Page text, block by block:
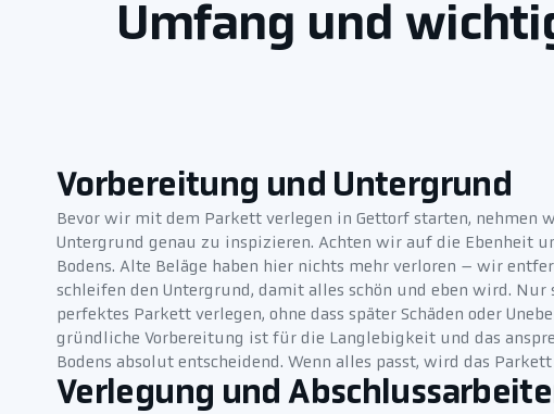
Umfang und
Vorbereitung und Untergrund
Bevor wir mit dem Parkett verlegen in Gettorf starten, nehmen
Untergrund genau zu inspizieren. Achten wir auf die Ebenheit
Bodens. Alte Beläge haben hier nichts mehr verloren – wir
schleifen den Untergrund, damit alles schön und eben wird. Nur
perfektes Parkett verlegen, ohne dass später Schäden oder
gründliche Vorbereitung ist für die Langlebigkeit und das
Bodens absolut entscheidend. Wenn alles passt, wird das
Verlegung und